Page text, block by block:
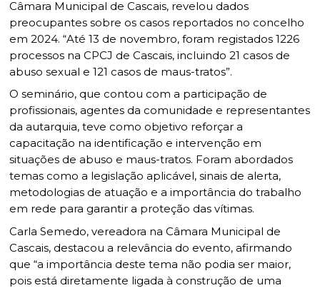
Câmara Municipal de Cascais, revelou dados
preocupantes sobre os casos reportados no concelho
em 2024. “Até 13 de novembro, foram registados 1226
processos na CPCJ de Cascais, incluindo 21 casos de
abuso sexual e 121 casos de maus-tratos”.
O seminário, que contou com a participação de
profissionais, agentes da comunidade e representantes
da autarquia, teve como objetivo reforçar a
capacitação na identificação e intervenção em
situações de abuso e maus-tratos. Foram abordados
temas como a legislação aplicável, sinais de alerta,
metodologias de atuação e a importância do trabalho
em rede para garantir a proteção das vítimas.
Carla Semedo, vereadora na Câmara Municipal de
Cascais, destacou a relevância do evento, afirmando
que “a importância deste tema não podia ser maior,
pois está diretamente ligada à construção de uma